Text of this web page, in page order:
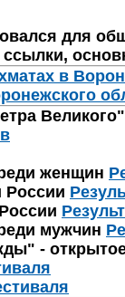
для
ссылки,
в
женщин
России
мужчин
-